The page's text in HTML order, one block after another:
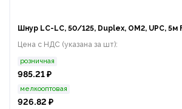
Шнур LC-LC, 50/125, Duplex, OM2, UPC, 5м
Цена с НДС (указана за шт):
розничная
985.21 ₽
мелкооптовая
926.82 ₽